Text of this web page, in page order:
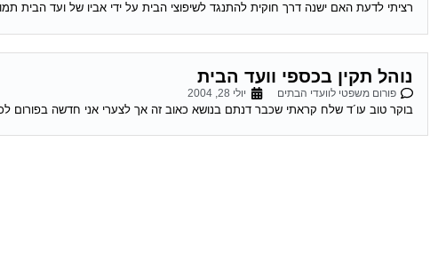
רציתי לדעת האם ישנה דרך חוקית להתנגד לשיפוצי הבית על ידי אביו של ועד הבית
נוהל תקין בכספי וועד הבית
פורום משפטי לוועדי הבתים יולי 28, 2004
בוקר טוב עו´ד שלח קראתי שכבר דנתם בנושא כאוב זה אך לצערי אני חדשה בפורום